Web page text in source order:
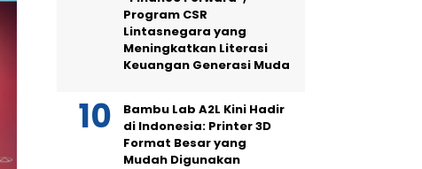
Program CSR
Lintasnegara yang
Meningkatkan Literasi
Keuangan Generasi Muda
Bambu Lab A2L Kini Hadir
di Indonesia: Printer 3D
Format Besar yang
Mudah Digunakan